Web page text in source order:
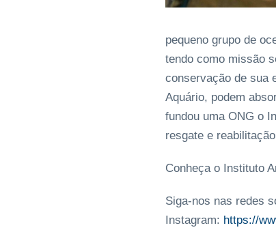
pequeno grupo de
tendo como missão
conservação de sua
Aquário, podem
fundou uma ONG o
resgate e
Conheça o Instituto
Siga-nos nas redes
Instagram: https://